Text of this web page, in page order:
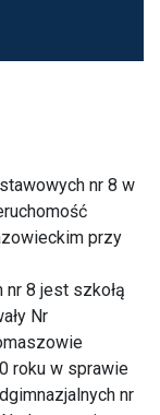
nr 8 w
przy
nr 8 jest szkołą
Nr
roku w sprawie
nr